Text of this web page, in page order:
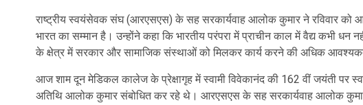
राष्ट्रीय स्वयंसेवक संघ (आरएसएस) के सह सरकार्यवाह आलोक कुमार ने रविवार को
भारत का सम्मान है। उन्होंने कहा कि भारतीय परंपरा में प्राचीन काल में वैद्य कभी धन
के क्षेत्र में सरकार और सामाजिक संस्थाओं को मिलकर कार्य करने की अधिक
आज शाम दून मेडिकल कालेज के प्रेक्षागृह में स्वामी विवेकानंद की 162 वीं जयंती पर
अतिथि आलोक कुमार संबोधित कर रहे थे। आरएसएस के सह सरकार्यवाह आलोक